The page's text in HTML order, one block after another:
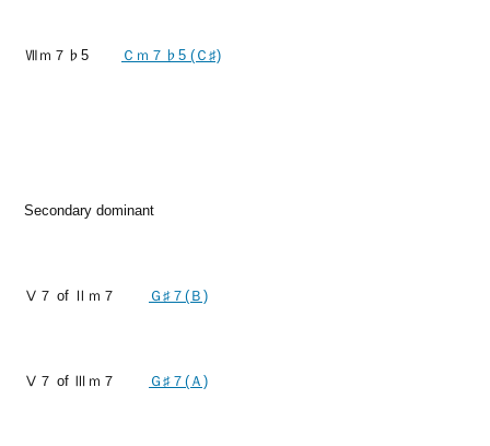
Ⅶｍ７♭5 Ｃｍ７♭5 (Ｃ♯)
Secondary dominant
Ⅴ７ of Ⅱｍ７ Ｇ♯７(Ｂ)
Ⅴ７ of Ⅲｍ７ Ｇ♯７(Ａ)